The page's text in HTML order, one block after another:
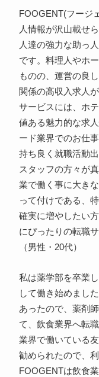
FOOGENT(フージ
人情報が沢山載せ
人達の強力な助っ
です。料理人やホ
ものの、運営の良
関係の高収入求人
サービスには、ホ
値ある魅力的な求
ード業界でのお仕
持ち良く就職活動
スタッフの方々が
業で働く事に大き
って付けである、
確実に増やしたい
にぴったりの転職
（男性・20代）
私は薬学部を卒業
して働き始めまし
あったので、薬剤
て、飲食業界へ転
業界で働いている
勧められたので、
FOOGENTは飲食